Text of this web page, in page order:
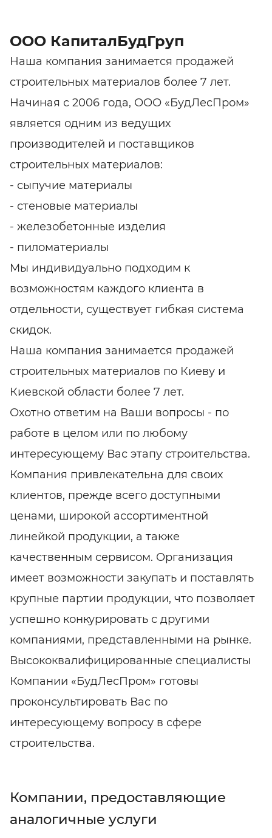
ООО КапиталБудГруп
Наша компания занимается продажей
строительных материалов более 7 лет.
Начиная с 2006 года, ООО «БудЛесПром»
является одним из ведущих
производителей и поставщиков
строительных материалов:
- сыпучие материалы
- стеновые материалы
- железобетонные изделия
- пиломатериалы
Мы индивидуально подходим к
возможностям каждого клиента в
отдельности, существует гибкая система
скидок.
Наша компания занимается продажей
строительных материалов по Киеву и
Киевской области более 7 лет.
Охотно ответим на Ваши вопросы - по
работе в целом или по любому
интересующему Вас этапу строительства.
Компания привлекательна для своих
клиентов, прежде всего доступными
ценами, широкой ассортиментной
линейкой продукции, а также
качественным сервисом. Организация
имеет возможности закупать и поставлять
крупные партии продукции, что позволяет
успешно конкурировать с другими
компаниями, представленными на рынке.
Высококвалифицированные специалисты
Компании «БудЛесПром» готовы
проконсультировать Вас по
интересующему вопросу в сфере
строительства.
Компании, предоставляющие
аналогичные услуги